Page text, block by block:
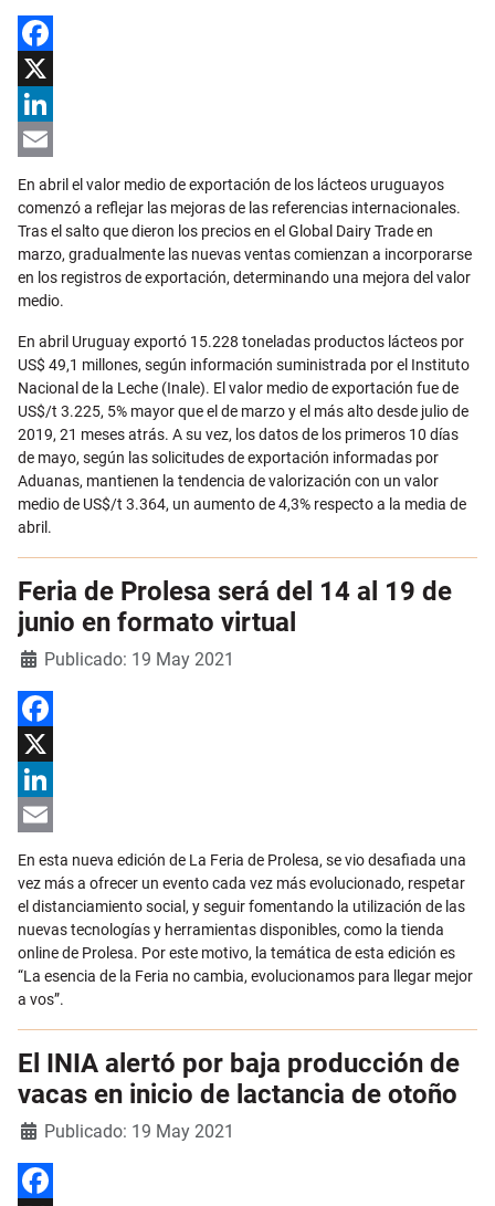
Facebook
X
LinkedIn
Email
En abril el valor medio de exportación de los lácteos uruguayos
comenzó a reflejar las mejoras de las referencias internacionales.
Tras el salto que dieron los precios en el Global Dairy Trade en
marzo, gradualmente las nuevas ventas comienzan a incorporarse
en los registros de exportación, determinando una mejora del valor
medio.
En abril Uruguay exportó 15.228 toneladas productos lácteos por
US$ 49,1 millones, según información suministrada por el Instituto
Nacional de la Leche (Inale). El valor medio de exportación fue de
US$/t 3.225, 5% mayor que el de marzo y el más alto desde julio de
2019, 21 meses atrás. A su vez, los datos de los primeros 10 días
de mayo, según las solicitudes de exportación informadas por
Aduanas, mantienen la tendencia de valorización con un valor
medio de US$/t 3.364, un aumento de 4,3% respecto a la media de
abril.
Feria de Prolesa será del 14 al 19 de
junio en formato virtual
DetallesPublicado: 19 May 2021
Facebook
X
LinkedIn
En esta nueva edición de La Feria de Prolesa, se vio desafiada una
vez más a ofrecer un evento cada vez más evolucionado, respetar
el distanciamiento social, y seguir fomentando la utilización de las
nuevas tecnologías y herramientas disponibles, como la tienda
online de Prolesa. Por este motivo, la temática de esta edición es
“La esencia de la Feria no cambia, evolucionamos para llegar mejor
a vos”.
El INIA alertó por baja producción de
vacas en inicio de lactancia de otoño
DetallesPublicado: 19 May 2021